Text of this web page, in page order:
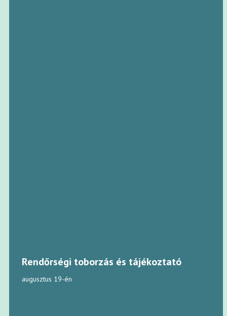
Rendőrségi toborzás és tájékoztató
augusztus 19-én